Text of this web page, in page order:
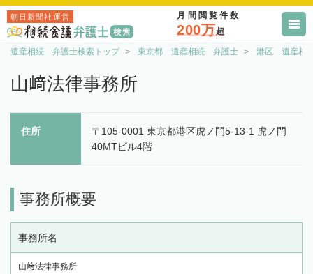
朝日新聞社運営 月間閲覧件数
200万超
遺産相続 弁護士検索トップ 東京都 遺産相続 弁護士 港区 遺産相
山﨑法律事務所
住所
〒105-0001 東京都港区虎ノ門5-13-1 虎ノ門
40MTビル4階
事務所概要
事務所名
山﨑法律事務所